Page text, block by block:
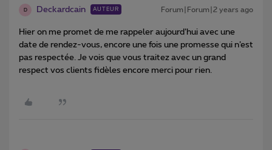
D Deckardcain AUTEUR Forum|Forum|2 years ago
Hier on me promet de me rappeler aujourd’hui avec une
date de rendez-vous, encore une fois une promesse qui n’est
pas respectée. Je vois que vous traitez avec un grand
respect vos clients fidèles encore merci pour rien.